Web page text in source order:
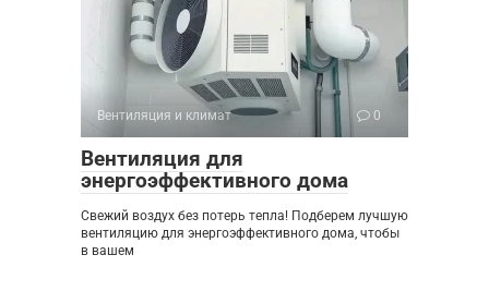
Вентиляция и климат 0
Вентиляция для
энергоэффективного дома
Свежий воздух без потерь тепла! Подберем лучшую
вентиляцию для энергоэффективного дома, чтобы
в вашем